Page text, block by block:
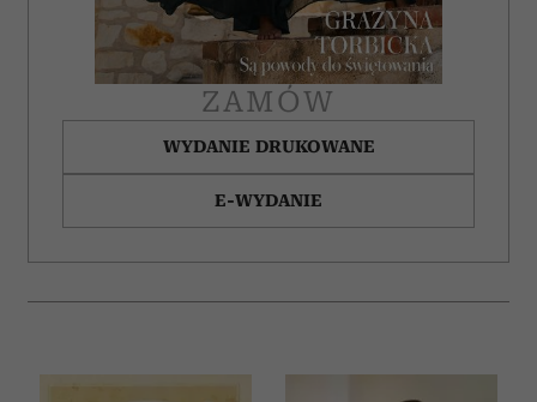
ZAMÓW
WYDANIE DRUKOWANE
E-WYDANIE